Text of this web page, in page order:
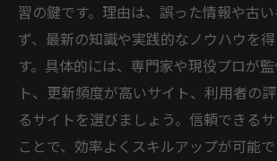
習の鍵です。理由は、誤った情報や古
ず、最新の知識や実践的なノウハウを
す。具体的には、専門家や現役プロが
ト、更新頻度が高いサイト、利用者の
るサイトを選びましょう。信頼できる
ことで、効率よくスキルアップが可能で